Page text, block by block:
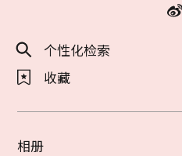
个性化检索
收藏
相册